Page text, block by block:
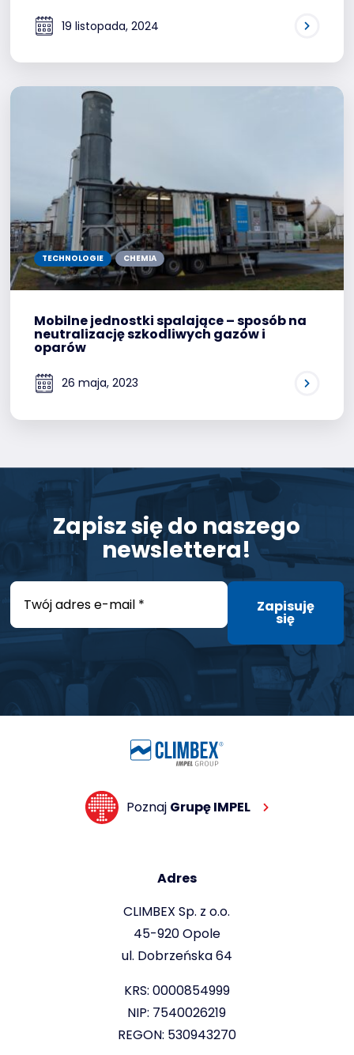
19 listopada, 2024
TECHNOLOGIE CHEMIA
Mobilne jednostki spalające – sposób na
neutralizację szkodliwych gazów i
oparów
26 maja, 2023
Zapisz się do naszego
newslettera!
E
a
Zapisuję
się
Poznaj Grupę IMPEL
Adres
CLIMBEX Sp. z o.o.
45-920 Opole
ul. Dobrzeńska 64
KRS: 0000854999
NIP: 7540026219
REGON: 530943270